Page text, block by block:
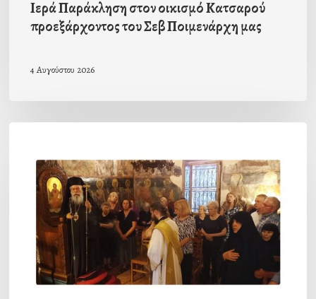
Ιερά Παράκληση στον οικισμό Κατσαρού
προεξάρχοντος του Σεβ Ποιμενάρχη μας
4 Αυγούστου 2026
πρώτη
Παράκληση
Υπεραγία
Θεοτόκο